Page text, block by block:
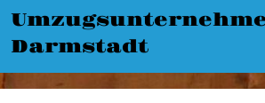
Darmstadt